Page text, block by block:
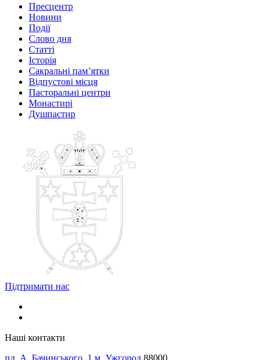
Пресцентр
Новини
Події
Слово дня
Статті
Історія
Сакральні пам’ятки
Відпустові місця
Пасторальні центри
Монастирі
Душпастир
Підтримати нас
Наші контакти
пл. А. Бачинського, 1 м. Ужгород 88000